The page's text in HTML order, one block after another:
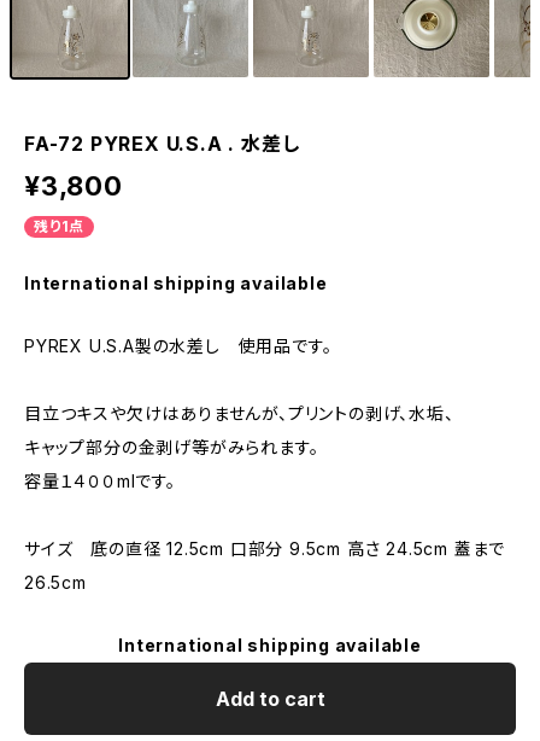
FA-72 PYREX U.S.A . 水差し
¥3,800
残り1点
International shipping available
PYREX U.S.A製の水差し 使用品です。
目立つキスや欠けはありませんが、プリントの剥げ、水垢、
キャップ部分の金剥げ等がみられます。
容量１４００mlです。
サイズ 底の直径 12.5cm 口部分 9.5cm 高さ 24.5cm 蓋まで
26.5cm
International shipping available
Add to cart